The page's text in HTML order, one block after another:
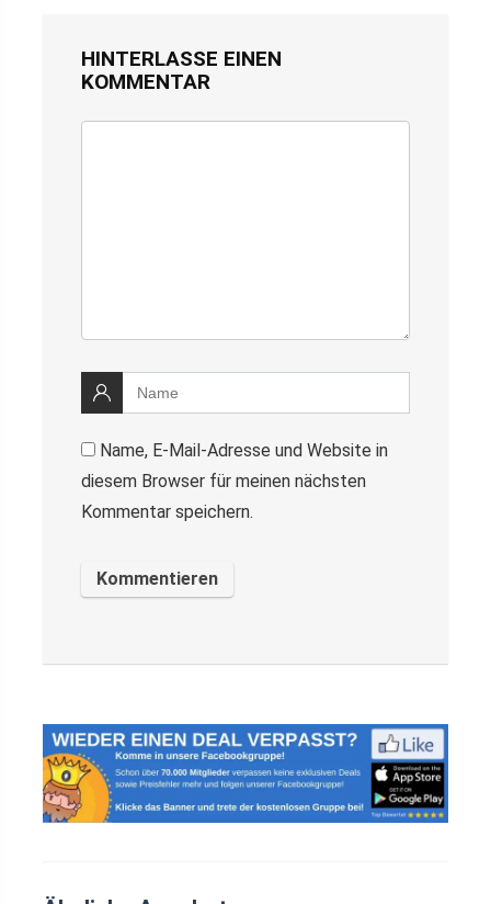
HINTERLASSE EINEN
KOMMENTAR
Name, E-Mail-Adresse und Website in
diesem Browser für meinen nächsten
Kommentar speichern.